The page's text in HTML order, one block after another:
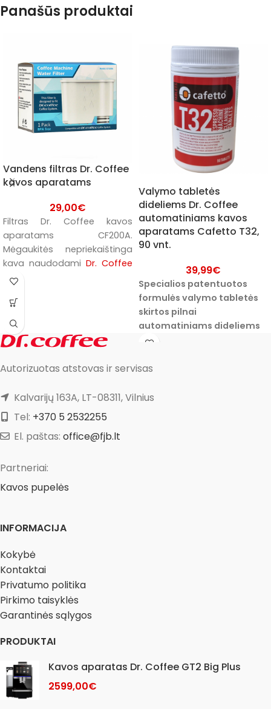
Panašūs produktai
Vandens filtras Dr. Coffee
kavos aparatams
29,00€
Filtras Dr. Coffee kavos
aparatams CF200A.
Mėgaukitės nepriekaištinga
kava naudodami Dr. Coffee
vandens filtrą CF200A. Unikali
technologija užtikrina puikią
vandens kokybę ir yra
sukurta siekiant maksimaliai
išsaugoti gaminamos kavos
CF200A apsaugo kavos
prailgina jo tarnavimo laiką ir
veiksmingai šalina
nepageidaujamas, vandens
skoniui bei kvapui įtaką
Vanduo Jūsų išskirtinio
aromato kavai yra šviežiai
Valymo tabletės
dideliems Dr. Coffee
automatiniams kavos
aparatams Cafetto T32,
90 vnt.
39,99€
Specialios patentuotos
formulės valymo tabletės
skirtos pilnai
automatiniams dideliems
Dr. Coffee kavos
valymo tabletės kruopščiai
mazgo kavos likučius,
Autorizuotas atstovas ir servisas
Kalvarijų 163A, LT-08311, Vilnius
Tel: +370 5 2532255
El. paštas: office@fjb.lt
Partneriai:
Kavos pupelės
INFORMACIJA
Kokybė
Kontaktai
Privatumo politika
Pirkimo taisyklės
Garantinės sąlygos
PRODUKTAI
Kavos aparatas Dr. Coffee GT2 Big Plus
2599,00€